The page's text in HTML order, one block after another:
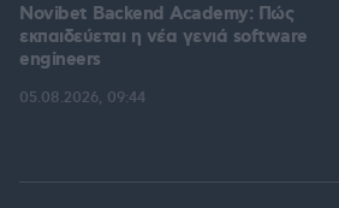
Novibet Backend Academy: Πώς
εκπαιδεύεται η νέα γενιά software
engineers
05.08.2026, 09:44